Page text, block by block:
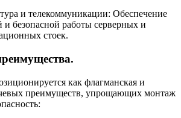
и телекоммуникации: Обеспечение
и безопасной работы серверных и
стоек.
как флагманская и
преимуществ, упрощающих монтаж